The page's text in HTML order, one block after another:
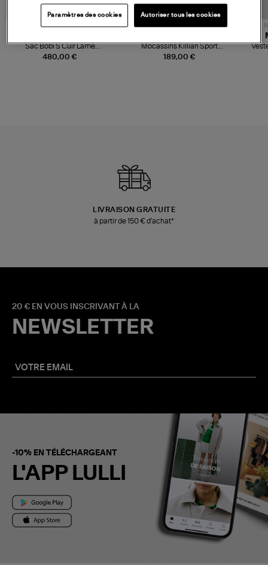
480,00 €
Sac Bobi S Cuir Lamé
Champagne
NOUVELLE COLLECTION
189,00 €
Mocassins Killian Sport
Mousse
LIVRAISON GRATUITE
à partir de 150 € d'achat*
20 € EN VOUS INSCRIVANT À LA
NEWSLETTER
-10% EN TÉLÉCHARGEANT
L'APP LULLI
Paramètres des cookies Autoriser tous les cookies